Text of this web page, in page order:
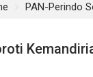
PAN-Perindo